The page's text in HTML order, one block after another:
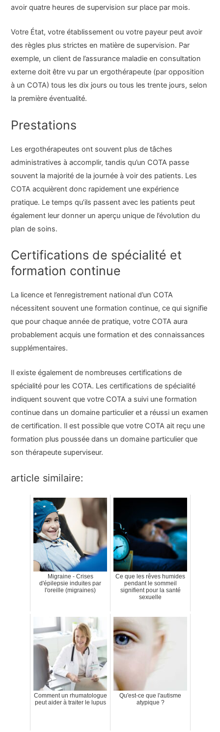
avoir quatre heures de supervision sur place par mois.
Votre État, votre établissement ou votre payeur peut avoir
des règles plus strictes en matière de supervision. Par
exemple, un client de l’assurance maladie en consultation
externe doit être vu par un ergothérapeute (par opposition
à un COTA) tous les dix jours ou tous les trente jours, selon
la première éventualité.
Prestations
Les ergothérapeutes ont souvent plus de tâches
administratives à accomplir, tandis qu’un COTA passe
souvent la majorité de la journée à voir des patients. Les
COTA acquièrent donc rapidement une expérience
pratique. Le temps qu’ils passent avec les patients peut
également leur donner un aperçu unique de l’évolution du
plan de soins.
Certifications de spécialité et
formation continue
La licence et l’enregistrement national d’un COTA
nécessitent souvent une formation continue, ce qui signifie
que pour chaque année de pratique, votre COTA aura
probablement acquis une formation et des connaissances
supplémentaires.
Il existe également de nombreuses certifications de
spécialité pour les COTA. Les certifications de spécialité
indiquent souvent que votre COTA a suivi une formation
continue dans un domaine particulier et a réussi un examen
de certification. Il est possible que votre COTA ait reçu une
formation plus poussée dans un domaine particulier que
son thérapeute superviseur.
article similaire:
Migraine - Crises
d'épilepsie induites par
l'oreille (migraines)
Ce que les rêves humides
pendant le sommeil
signifient pour la santé
sexuelle
Comment un rhumatologue
peut aider à traiter le lupus
Qu'est-ce que l'autisme
atypique ?